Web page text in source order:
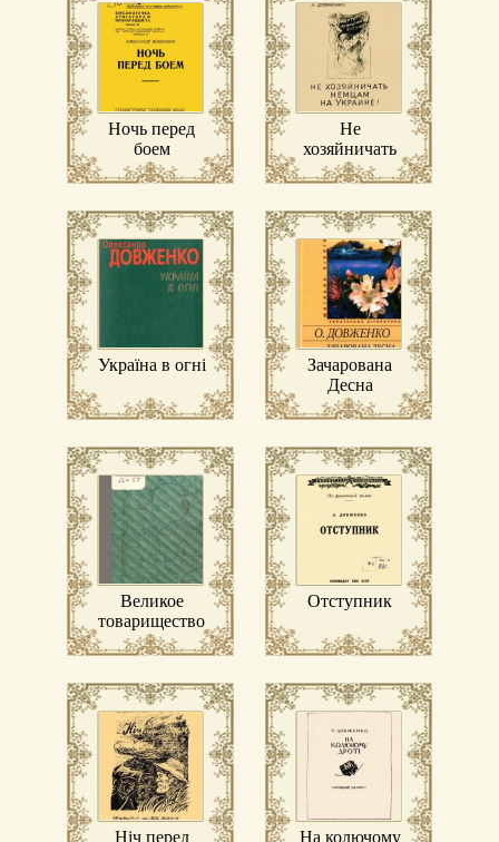
Ночь перед
боем
Не
хозяйничать
немцам на
Украине!
Україна в огні
Зачарована
Десна
Великое
товарищество
Отступник
Ніч перед На колючому